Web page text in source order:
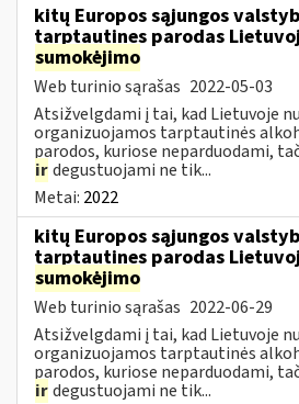
kitų Europos sąjungos
tarptautines parodas
sumokėjimo
Web turinio sąrašas 2022-05-03
Atsižvelgdami į tai, kad Lietuvoje
organizuojamos tarptautinės
parodos, kuriose neparduodami,
irdegustuojami ne tik...
Metai: 2022
kitų Europos sąjungos
tarptautines parodas
sumokėjimo
Web turinio sąrašas 2022-06-29
Atsižvelgdami į tai, kad Lietuvoje
organizuojamos tarptautinės
parodos, kuriose neparduodami,
irdegustuojami ne tik...